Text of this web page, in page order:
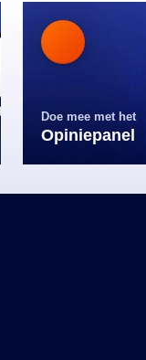
Doe mee met het
Opiniepanel